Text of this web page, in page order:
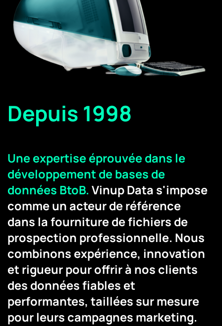
Depuis 1998
Une expertise éprouvée dans le
développement de bases de
données BtoB. Vinup Data s'impose
comme un acteur de référence
dans la fourniture de fichiers de
prospection professionnelle. Nous
combinons expérience, innovation
et rigueur pour offrir à nos clients
des données fiables et
performantes, taillées sur mesure
pour leurs campagnes marketing.